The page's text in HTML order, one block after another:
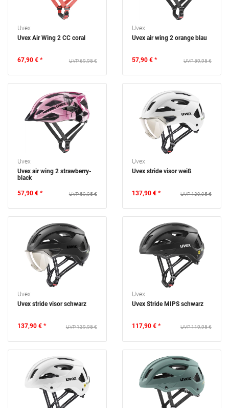
Uvex
Uvex Air Wing 2 CC coral
69,95 €
67,90 € *
Uvex
Uvex air wing 2 orange blau
59,95 €
57,90 € *
Uvex
Uvex air wing 2 strawberry-
black
59,95 €
57,90 € *
Uvex
Uvex stride visor weiß
139,95 €
137,90 € *
Uvex
Uvex stride visor schwarz
139,95 €
137,90 € *
Uvex
Uvex Stride MIPS schwarz
119,95 €
117,90 € *